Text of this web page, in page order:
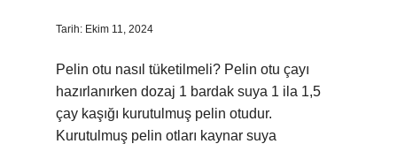
Tarih: Ekim 11, 2024
Pelin otu nasıl tüketilmeli? Pelin otu çayı
hazırlanırken dozaj 1 bardak suya 1 ila 1,5
çay kaşığı kurutulmuş pelin otudur.
Kurutulmuş pelin otları kaynar suya